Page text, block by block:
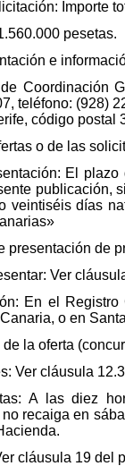
Importe
pesetas.
e
Coordinación
teléfono: (928)
código postal
o de las
El
publicación,
veintiséis días
presentación de
Ver
En el
o en
la oferta
Ver cláusula
A las diez
recaiga en
cláusula 19 del